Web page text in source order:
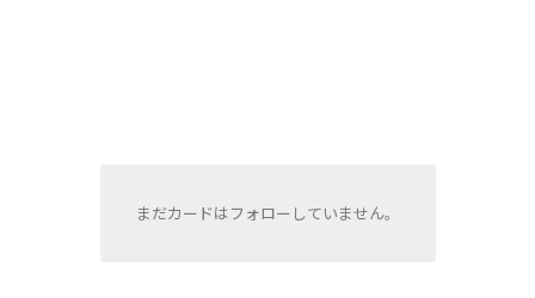
まだカードはフォローしていません。